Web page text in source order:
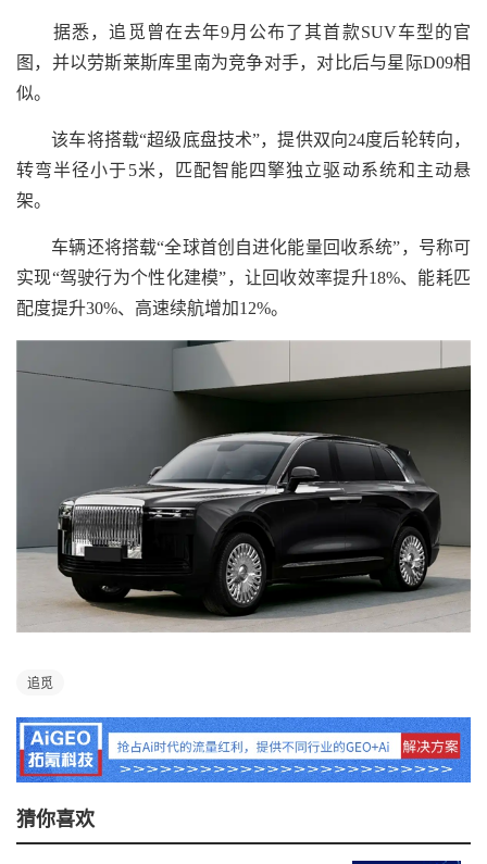
据悉，追觅曾在去年9月公布了其首款SUV车型的官
图，并以劳斯莱斯库里南为竞争对手，对比后与星际D09相
似。
该车将搭载“超级底盘技术”，提供双向24度后轮转向，
转弯半径小于5米，匹配智能四擎独立驱动系统和主动悬
架。
车辆还将搭载“全球首创自进化能量回收系统”，号称可
实现“驾驶行为个性化建模”，让回收效率提升18%、能耗匹
配度提升30%、高速续航增加12%。
追觅
猜你喜欢